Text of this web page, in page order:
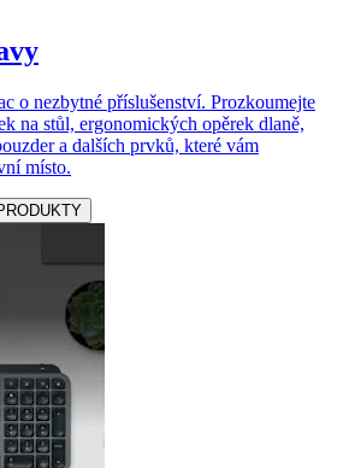
o nezbytné příslušenství. Prozkoumejte
na stůl, ergonomických opěrek dlaně,
a dalších prvků, které vám
místo.